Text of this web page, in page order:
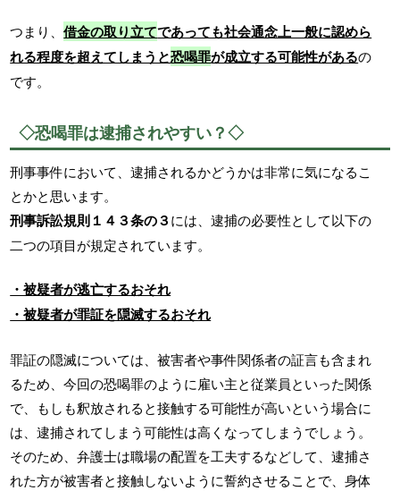
つまり、借金の取り立てであっても社会通念上一般に認めら
れる程度を超えてしまうと恐喝罪が成立する可能性があるの
です。
◇恐喝罪は逮捕されやすい？◇
刑事事件において、逮捕されるかどうかは非常に気になるこ
とかと思います。
刑事訴訟規則１４３条の３には、逮捕の必要性として以下の
二つの項目が規定されています。
・被疑者が逃亡するおそれ
・被疑者が罪証を隠滅するおそれ
罪証の隠滅については、被害者や事件関係者の証言も含まれ
るため、今回の恐喝罪のように雇い主と従業員といった関係
で、もしも釈放されると接触する可能性が高いという場合に
は、逮捕されてしまう可能性は高くなってしまうでしょう。
そのため、弁護士は職場の配置を工夫するなどして、逮捕さ
れた方が被害者と接触しないように誓約させることで、身体